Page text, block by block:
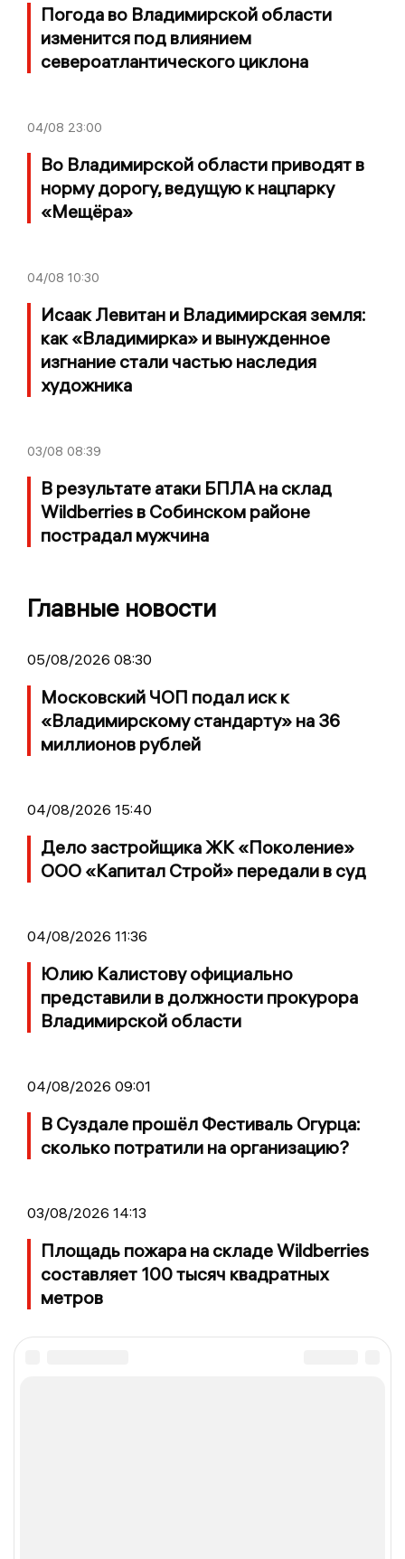
Погода во Владимирской области
изменится под влиянием
североатлантического циклона
04/08 23:00
Во Владимирской области приводят в
норму дорогу, ведущую к нацпарку
«Мещёра»
04/08 10:30
Исаак Левитан и Владимирская земля:
как «Владимирка» и вынужденное
изгнание стали частью наследия
художника
03/08 08:39
В результате атаки БПЛА на склад
Wildberries в Собинском районе
пострадал мужчина
Главные новости
05/08/2026 08:30
Московский ЧОП подал иск к
«Владимирскому стандарту» на 36
миллионов рублей
04/08/2026 15:40
Дело застройщика ЖК «Поколение»
ООО «Капитал Строй» передали в суд
04/08/2026 11:36
Юлию Калистову официально
представили в должности прокурора
Владимирской области
04/08/2026 09:01
В Суздале прошёл Фестиваль Огурца:
сколько потратили на организацию?
03/08/2026 14:13
Площадь пожара на складе Wildberries
составляет 100 тысяч квадратных
метров